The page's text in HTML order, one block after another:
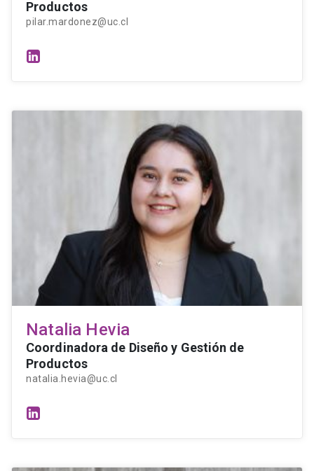
Productos
pilar.mardonez@uc.cl
Natalia Hevia
Coordinadora de Diseño y Gestión de
Productos
natalia.hevia@uc.cl